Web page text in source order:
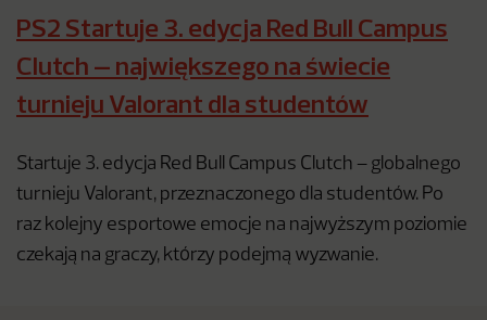
PS2 Startuje 3. edycja Red Bull Campus
Clutch – największego na świecie
turnieju Valorant dla studentów
Startuje 3. edycja Red Bull Campus Clutch – globalnego
turnieju Valorant, przeznaczonego dla studentów. Po
raz kolejny esportowe emocje na najwyższym poziomie
czekają na graczy, którzy podejmą wyzwanie.